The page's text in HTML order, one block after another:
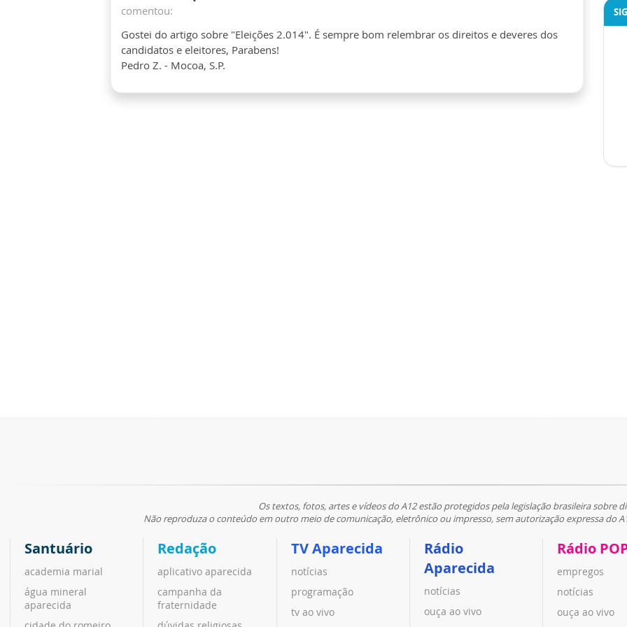
comentou:
Gostei do artigo sobre "Eleições 2.014". É sempre bom relembrar os direitos e deveres dos
candidatos e eleitores, Parabens!
Pedro Z. - Mocoa, S.P.
Os textos, fotos, artes e vídeos do A12 estão protegidos pela legislação brasileira sobre
Não reproduza o conteúdo em outro meio de comunicação, eletrônico ou impresso, sem autorização expressa do
Santuário
academia marial
água mineral
aparecida
Redação
aplicativo aparecida
campanha da
fraternidade
TV Aparecida
notícias
programação
tv ao vivo
Rádio
Aparecida
notícias
ouça ao vivo
Rádio
empregos
notícias
ouça ao vivo